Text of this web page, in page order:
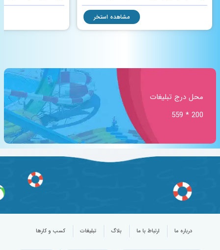
مشاهده استخر
محل درج تبلیغات
200 * 559
درباره ما ارتباط با ما بلاگ تبلیغات کسب و کارها